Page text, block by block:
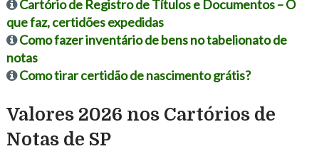
Cartório de Registro de Títulos e Documentos – O
que faz, certidões expedidas
Como fazer inventário de bens no tabelionato de
notas
Como tirar certidão de nascimento grátis?
Valores 2026 nos Cartórios de
Notas de SP